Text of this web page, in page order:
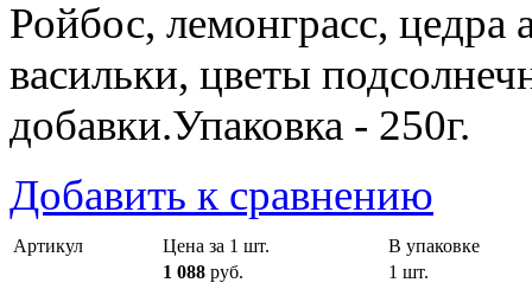
Ройбос, лемонграсc, цедра
васильки, цветы
добавки.Упаковка - 250г.
Добавить к сравнению
Артикул Цена за 1 шт.
В упаковке
1 088 руб. 1 шт.